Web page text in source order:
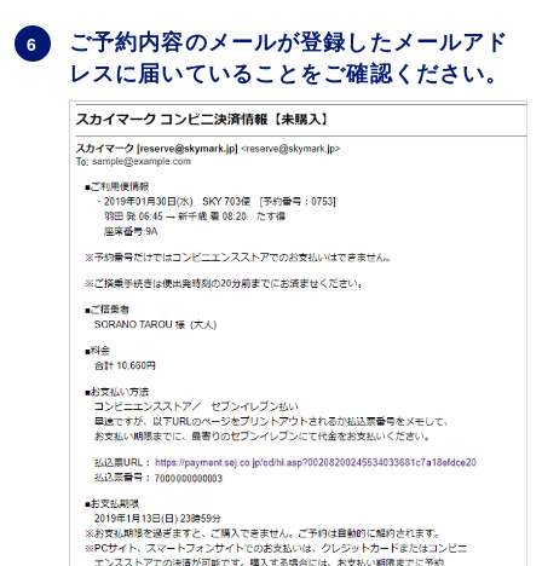
6
ご予約内容のメールが登録したメールアド
レスに届いていることをご確認ください。